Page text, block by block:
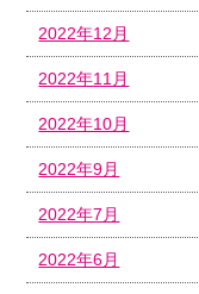
2022年12月
2022年11月
2022年10月
2022年9月
2022年7月
2022年6月